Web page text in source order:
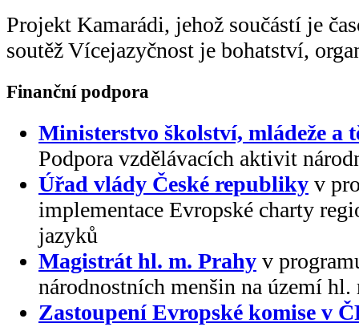
Projekt Kamarádi, jehož součástí je
soutěž Vícejazyčnost je bohatství,
Finanční podpora
Ministerstvo školství, mládeže a
Podpora vzdělávacích aktivit
Úřad vlády České republiky v
implementace Evropské charty
jazyků
Magistrát hl. m. Prahy v
národnostních menšin na území hl.
Zastoupení Evropské komise v